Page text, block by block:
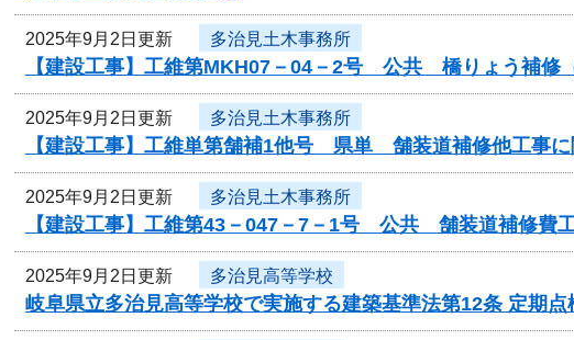
2025年9月2日更新 多治見土木事務所
【建設工事】工維第MKH07－04－2号 公共 橋りょう補修
2025年9月2日更新 多治見土木事務所
【建設工事】工維単第舗補1他号 県単 舗装道補修他工事
2025年9月2日更新 多治見土木事務所
【建設工事】工維第43－047－7－1号 公共 舗装道補修費
2025年9月2日更新 多治見高等学校
岐阜県立多治見高等学校で実施する建築基準法第12条 定期